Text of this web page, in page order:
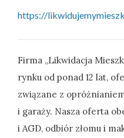
https://
Firma „Likwidacja
rynku od ponad 12 lat,
związane z
i garaży. Nasza oferta
i AGD, odbiór złomu i